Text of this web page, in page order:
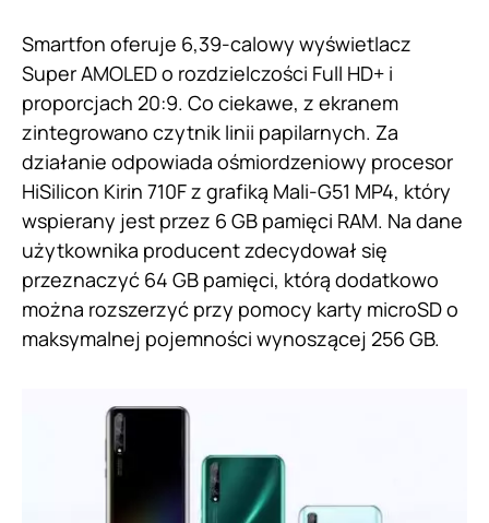
Smartfon oferuje 6,39-calowy wyświetlacz
Super AMOLED o rozdzielczości Full HD+ i
proporcjach 20:9. Co ciekawe, z ekranem
zintegrowano czytnik linii papilarnych. Za
działanie odpowiada ośmiordzeniowy procesor
HiSilicon Kirin 710F z grafiką Mali-G51 MP4, który
wspierany jest przez 6 GB pamięci RAM. Na dane
użytkownika producent zdecydował się
przeznaczyć 64 GB pamięci, którą dodatkowo
można rozszerzyć przy pomocy karty microSD o
maksymalnej pojemności wynoszącej 256 GB.